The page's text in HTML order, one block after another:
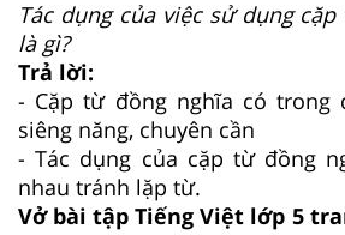
Tác dụng của việc sử dụng
là gì?
Trả lời:
- Cặp từ đồng nghĩa có trong
siêng năng, chuyên cần
- Tác dụng của cặp từ đồng
nhau tránh lặp từ.
Vở bài tập Tiếng Việt lớp 5